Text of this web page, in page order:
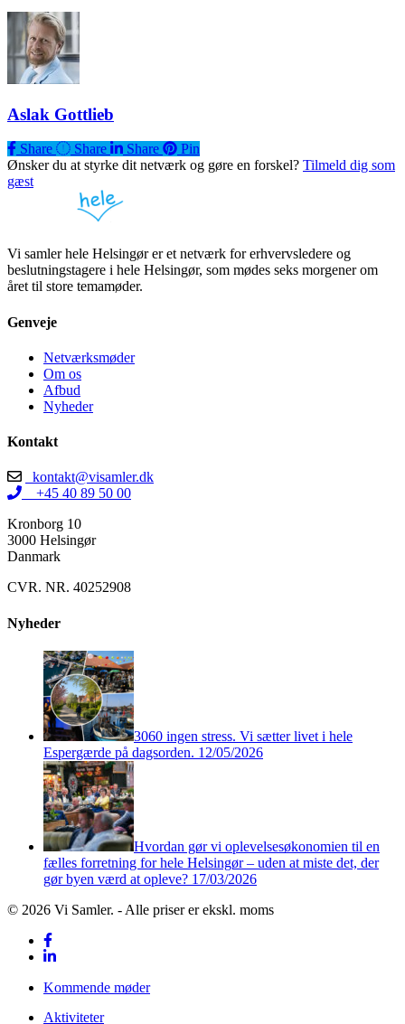
Aslak Gottlieb
Share
Share Share Share
Pin
Ønsker du at styrke dit netværk og gøre en forskel? Tilmeld dig som
gæst
Vi samler hele Helsingør er et netværk for erhvervsledere og
beslutningstagere i hele Helsingør, som mødes seks morgener om
året til store temamøder.
Genveje
Netværksmøder
Om os
Afbud
Nyheder
Kontakt
kontakt@visamler.dk
+45 40 89 50 00
Kronborg 10
3000 Helsingør
Danmark
CVR. NR. 40252908
Nyheder
3060 ingen stress. Vi sætter livet i hele
Espergærde på dagsorden. 12/05/2026
Hvordan gør vi oplevelsesøkonomien til en
fælles forretning for hele Helsingør – uden at miste det, der
gør byen værd at opleve? 17/03/2026
© 2026 Vi Samler. - Alle priser er ekskl. moms
facebook
linkedin
Close
Kommende møder
Aktiviteter